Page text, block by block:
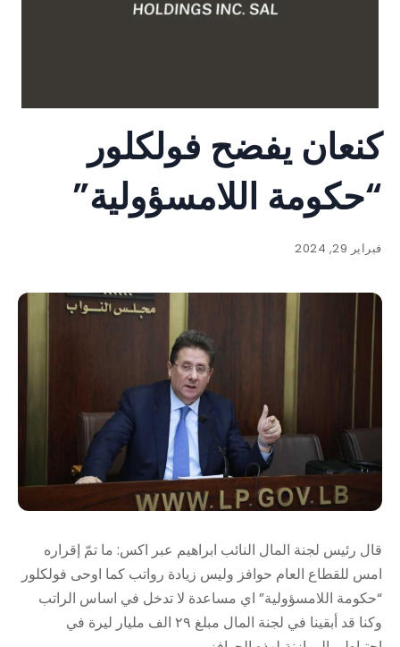
كنعان يفضح فولكلور
“حكومة اللامسؤولية”
فبراير 29, 2024
قال رئيس لجنة المال النائب ابراهيم عبر اكس: ما تمّ إقراره
امس للقطاع العام حوافز وليس زيادة رواتب كما اوحى فولكلور
“حكومة اللامسؤولية” اي مساعدة لا تدخل في اساس الراتب
وكنا قد أبقينا في لجنة المال مبلغ ٢٩ الف مليار ليرة في